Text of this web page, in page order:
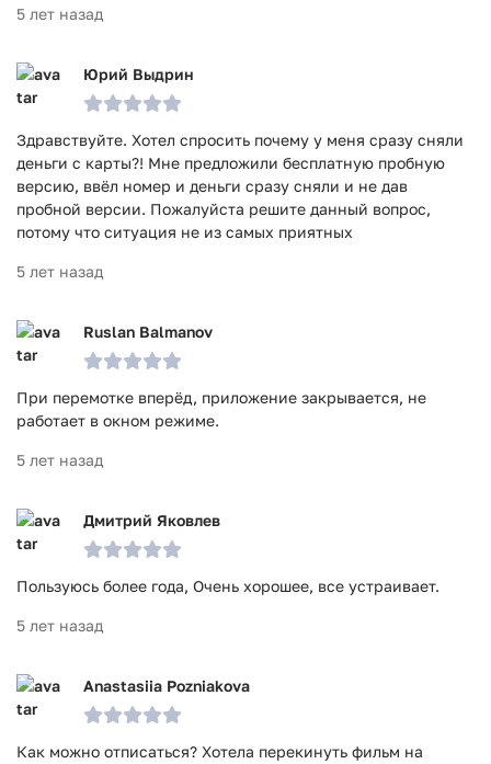
5 лет назад
Юрий Выдрин
Здравствуйте. Хотел спросить почему у меня сразу сняли
деньги с карты?! Мне предложили бесплатную пробную
версию, ввёл номер и деньги сразу сняли и не дав
пробной версии. Пожалуйста решите данный вопрос,
потому что ситуация не из самых приятных
5 лет назад
Ruslan Balmanov
При перемотке вперёд, приложение закрывается, не
работает в окном режиме.
5 лет назад
Дмитрий Яковлев
Пользуюсь более года, Очень хорошее, все устраивает.
5 лет назад
Anastasiia Pozniakova
Как можно отписаться? Хотела перекинуть фильм на